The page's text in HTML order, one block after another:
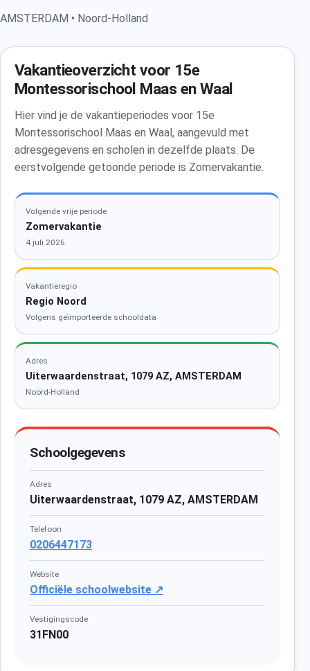
AMSTERDAM • Noord-Holland
Vakantieoverzicht voor 15e
Montessorischool Maas en Waal
Hier vind je de vakantieperiodes voor 15e
Montessorischool Maas en Waal, aangevuld met
adresgegevens en scholen in dezelfde plaats. De
eerstvolgende getoonde periode is Zomervakantie.
Volgende vrije periode
Zomervakantie
4 juli 2026
Vakantieregio
Regio Noord
Volgens geïmporteerde schooldata
Adres
Uiterwaardenstraat, 1079 AZ, AMSTERDAM
Noord-Holland
Schoolgegevens
Adres
Uiterwaardenstraat, 1079 AZ, AMSTERDAM
Telefoon
0206447173
Website
Officiële schoolwebsite ↗
Vestigingscode
31FN00